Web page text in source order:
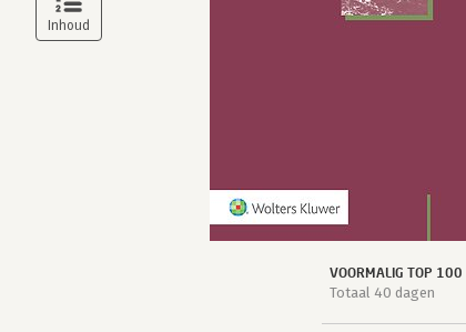
VOORMALIG TOP 100
Totaal 40 dagen